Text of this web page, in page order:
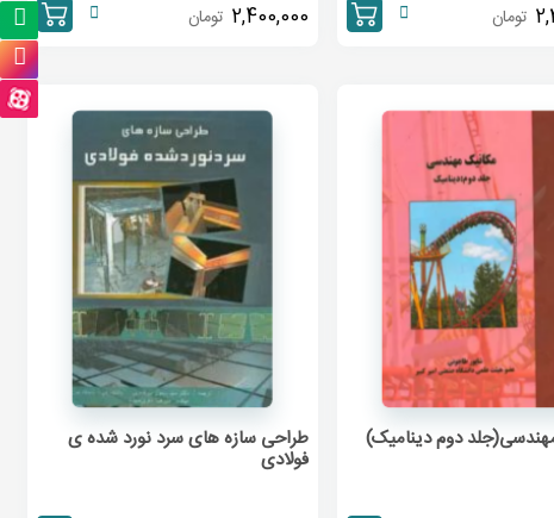
تومان 2,400,000 تومان
دوم دینامیک) طراحی سازه های سرد نورد شده ی
فولادی